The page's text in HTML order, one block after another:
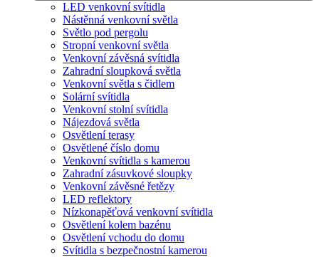
LED venkovní svítidla
Nástěnná venkovní světla
Světlo pod pergolu
Stropní venkovní světla
Venkovní závěsná svítidla
Zahradní sloupková světla
Venkovní světla s čidlem
Solární svítidla
Venkovní stolní svítidla
Nájezdová světla
Osvětlení terasy
Osvětlené číslo domu
Venkovní svítidla s kamerou
Zahradní zásuvkové sloupky
Venkovní závěsné řetězy
LED reflektory
Nízkonapěťová venkovní svítidla
Osvětlení kolem bazénu
Osvětlení vchodu do domu
Svítidla s bezpečnostní kamerou